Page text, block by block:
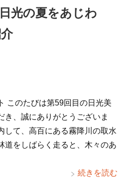
光の夏をあじわ
このたびは第59回目の日光美
き、誠にありがとうございま
して、高百にある霧降川の取水
道をしばらく走ると、木々のあ
続きを読む